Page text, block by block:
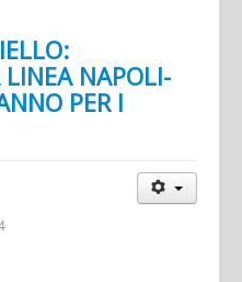
LINEA NAPOLI-
PER I